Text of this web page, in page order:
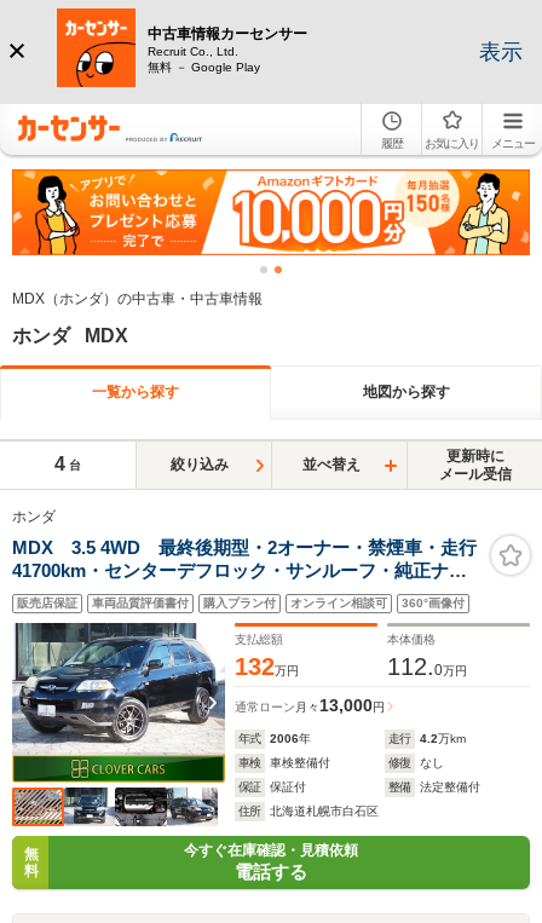
中古車情報カーセンサー
Recruit Co., Ltd.
無料 － Google Play
表示
履歴 お気に入り メニュー
MDX（ホンダ）の中古車・中古車情報
ホンダ MDX
一覧から探す 地図から探す
4 台 絞り込み 並べ替え
更新時に
メール受信
ホンダ
MDX 3.5 4WD 最終後期型・2オーナー・禁煙車・走行
41700km・センターデフロック・サンルーフ・純正ナ
ビ・Bカメラ・ETC・クルコン・電動シート・ルーフレー
ル・レイズ18インチ・デュアルマフラー
販売店保証 車両品質評価書付 購入プラン付 オンライン相談可 360°画像付
支払総額
132万円
本体価格
112.0万円
通常ローン 月々13,000円
年式 2006年 走行 4.2万km
車検
車検整備付 修復
なし
保証
保証付 整備
法定整備付
住所
北海道札幌市白石区
無
料
今すぐ在庫確認・見積依頼
電話する